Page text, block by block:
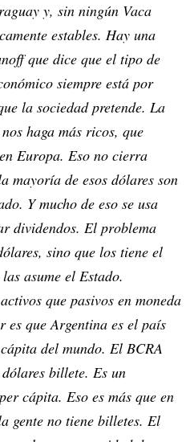
y, sin ningún Vaca
estables. Hay una
que dice que el tipo de
siempre está por
la sociedad pretende. La
haga más ricos, que
Europa. Eso no cierra
mayoría de esos dólares son
Y mucho de eso se usa
dividendos. El problema
sino que los tiene el
asume el Estado.
que pasivos en moneda
que Argentina es el país
del mundo. El BCRA
billete. Es un
cápita. Eso es más que en
gente no tiene billetes. El